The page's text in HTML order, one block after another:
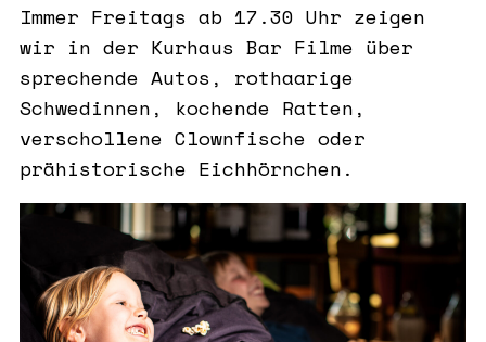
Immer Freitags ab 17.30 Uhr zeigen
wir in der Kurhaus Bar Filme über
sprechende Autos, rothaarige
Schwedinnen, kochende Ratten,
verschollene Clownfische oder
prähistorische Eichhörnchen.